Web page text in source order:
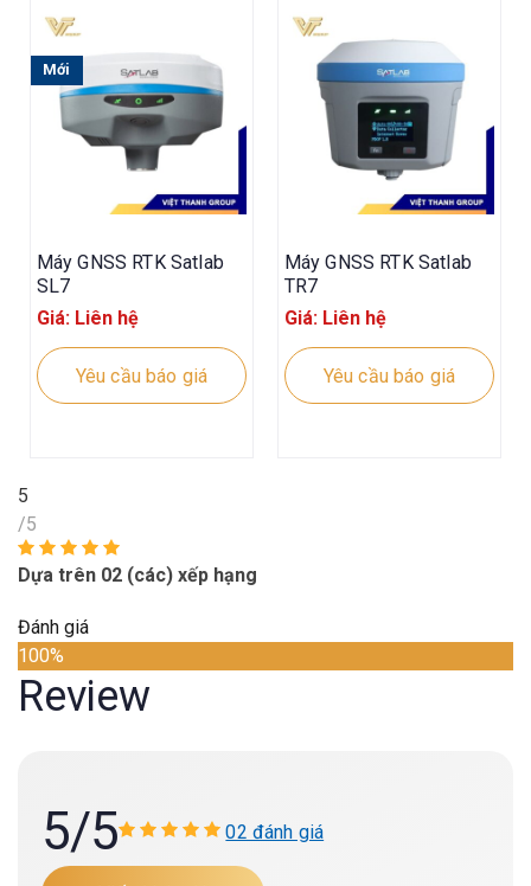
Mới
Máy GNSS RTK Satlab
SL7
Giá: Liên hệ
Yêu cầu báo giá
Máy GNSS RTK Satlab
TR7
Giá: Liên hệ
Yêu cầu báo giá
5
/5
Dựa trên 02 (các) xếp hạng
Đánh giá
100%
Review
5/5 02 đánh giá